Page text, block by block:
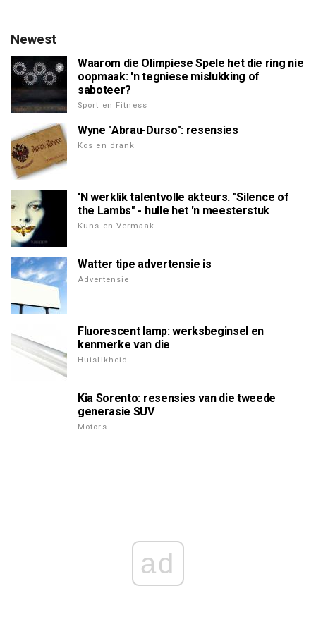
Newest
Waarom die Olimpiese Spele het die ring nie
oopmaak: 'n tegniese mislukking of
saboteer?
Sport en Fitness
Wyne "Abrau-Durso": resensies
Kos en drank
'N werklik talentvolle akteurs. "Silence of
the Lambs" - hulle het 'n meesterstuk
Kuns en Vermaak
Watter tipe advertensie is
Advertensie
Fluorescent lamp: werksbeginsel en
kenmerke van die
Huislikheid
Kia Sorento: resensies van die tweede
generasie SUV
Motors
ad